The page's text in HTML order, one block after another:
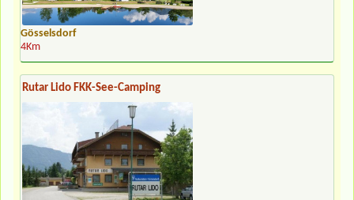
Gösselsdorf
4Km
Rutar Lido FKK-See-Camping